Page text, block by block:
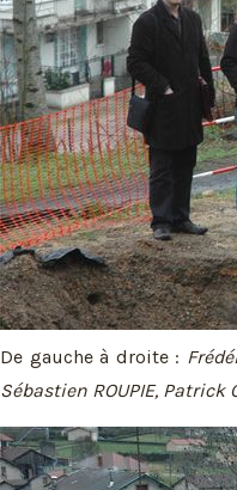
De gauche à droite :
Sébastien ROUPIE, Patrick